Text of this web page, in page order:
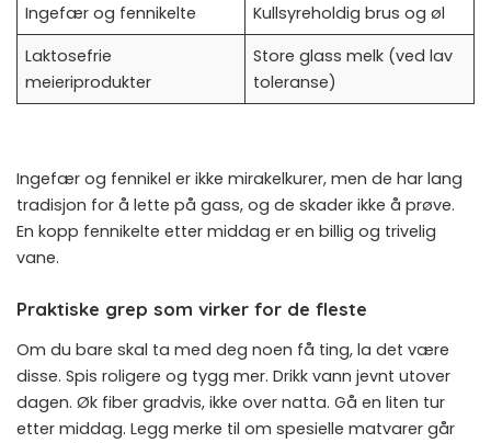
Ingefær og fennikelte
Kullsyreholdig brus og øl
Laktosefrie
meieriprodukter
Store glass melk (ved lav
toleranse)
Ingefær og fennikel er ikke mirakelkurer, men de har lang
tradisjon for å lette på gass, og de skader ikke å prøve.
En kopp fennikelte etter middag er en billig og trivelig
vane.
Praktiske grep som virker for de fleste
Om du bare skal ta med deg noen få ting, la det være
disse. Spis roligere og tygg mer. Drikk vann jevnt utover
dagen. Øk fiber gradvis, ikke over natta. Gå en liten tur
etter middag. Legg merke til om spesielle matvarer går